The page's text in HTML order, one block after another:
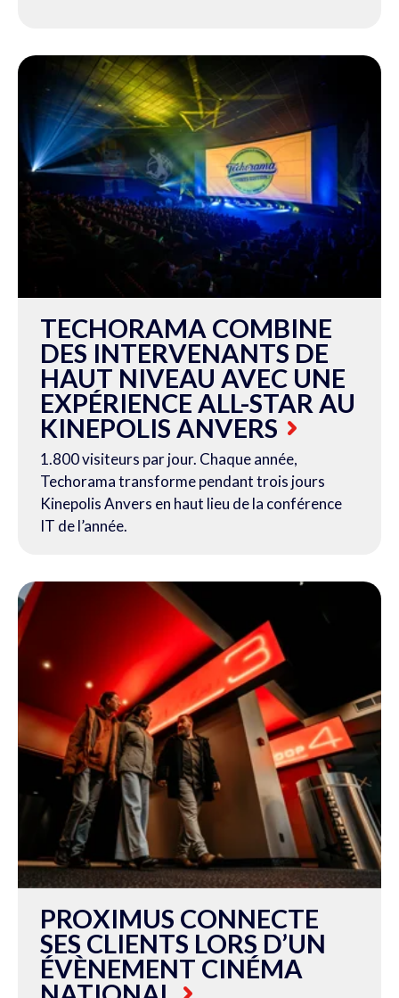
TECHORAMA COMBINE
DES INTERVENANTS DE
HAUT NIVEAU AVEC UNE
EXPÉRIENCE ALL-STAR AU
KINEPOLIS ANVERS
1.800 visiteurs par jour. Chaque année,
Techorama transforme pendant trois jours
Kinepolis Anvers en haut lieu de la conférence
IT de l’année.
PROXIMUS CONNECTE
SES CLIENTS LORS D’UN
ÉVÈNEMENT CINÉMA